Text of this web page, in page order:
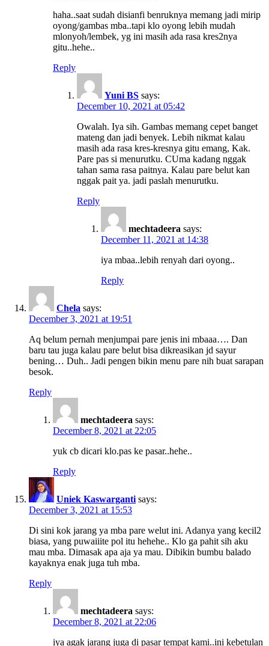
haha..saat sudah disianfi benruknya memang jadi mirip
oyong/gambas mba..tapi klo oyong lebih mudah
mlonyoh/lembek, yg ini masih ada rasa kres2nya
gitu..hehe..
Reply
Yuni BS says:
December 10, 2021 at 05:42
Owalah. Iya sih. Gambas memang cepet banget
mateng dan jadi benyek. Lebih nikmat kalau
masih ada rasa kres-kresnya gitu emang, Kak.
Pare pas si menurutku. CUma kadang nggak
tahan sama rasa paitnya. Kalau pare belut kan
nggak pait ya. jadi paslah menurutku.
Reply
mechtadeera says:
December 11, 2021 at 14:38
iya mbaa..lebih renyah dari oyong..
Reply
Chela says:
December 3, 2021 at 19:51
Aq belum pernah menjumpai pare jenis ini mbaaa…. Dan
baru tau juga kalau pare belut bisa dikreasikan jd sayur
bening… Duh.. Jadi pengen bikin menu pare nih buat sarapan
besok.
Reply
mechtadeera says:
December 8, 2021 at 22:05
yuk cb dicari klo.pas ke pasar..hehe..
Reply
Uniek Kaswarganti says:
December 3, 2021 at 15:53
Di sini kok jarang ya mba pare welut ini. Adanya yang kecil2
biasa, yang puwaiiite pol itu hehehe.. Klo ga pahit sih aku
mau mba. Dimasak apa aja ya mau. Dibikin bumbu balado
kayaknya enak juga tuh mba.
Reply
mechtadeera says:
December 8, 2021 at 22:06
iya agak jarang juga di pasar tempat kami..ini kebetulan